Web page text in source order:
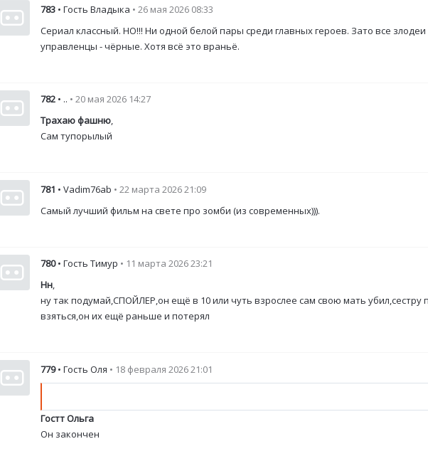
783 • Гость Владыка • 26 мая 2026 08:33
Сериал классный. НО!!! Ни одной белой пары среди главных героев. Зато все
управленцы - чёрные. Хотя всё это враньё.
782 • .. • 20 мая 2026 14:27
Трахаю фашню,
Сам тупорылый
781 • Vadim76ab • 22 марта 2026 21:09
Самый лучший фильм на свете про зомби (из современных))).
780 • Гость Тимур • 11 марта 2026 23:21
Нн,
ну так подумай,СПОЙЛЕР,он ещё в 10 или чуть взрослее сам свою мать убил,сестру
взяться,он их ещё раньше и потерял
779 • Гость Оля • 18 февраля 2026 21:01
Гостт Ольга
Он закончен